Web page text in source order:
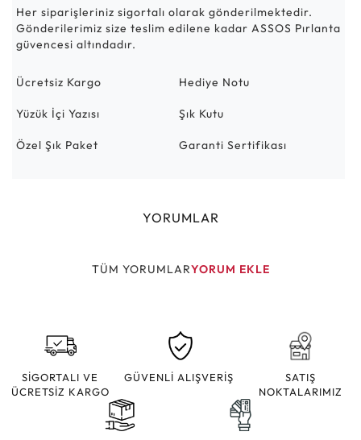
Her siparişleriniz sigortalı olarak gönderilmektedir.
Gönderilerimiz size teslim edilene kadar ASSOS Pırlanta
güvencesi altındadır.
Ücretsiz Kargo Hediye Notu
Yüzük İçi Yazısı Şık Kutu
Özel Şık Paket Garanti Sertifikası
YORUMLAR
TÜM YORUMLARYORUM EKLE
SİGORTALI VE
ÜCRETSİZ KARGO
GÜVENLİ ALIŞVERİŞ
SATIŞ
NOKTALARIMIZ